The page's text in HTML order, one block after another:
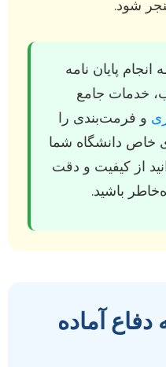
شود.
پایان نامه
خدمات جامع
و فرمت‌بندی را
خاص دانشگاه شما
از کیفیت و دقت
باشید.
آماده